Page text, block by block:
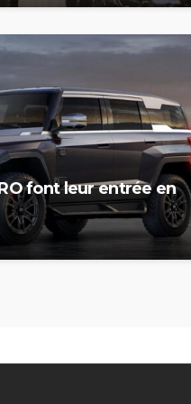
font leur entrée en
Croisière
Côme
Jihène Ben Hassine